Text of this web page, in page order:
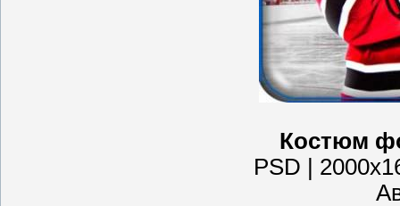
Костюм
PSD |